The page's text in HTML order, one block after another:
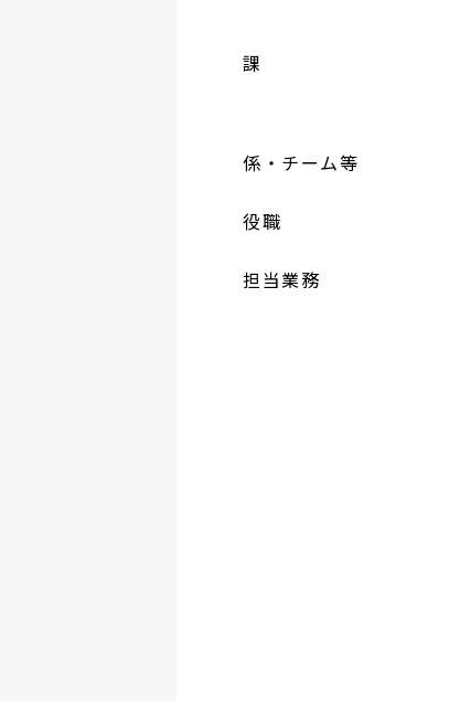
課
係・チーム等
役職
担当業務